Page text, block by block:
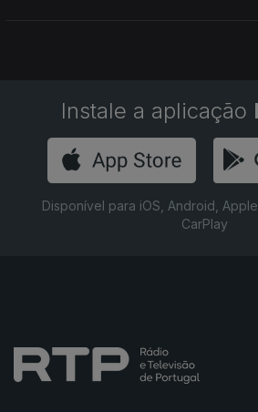
Instale a aplicação
Disponível para iOS, Android,
CarPlay